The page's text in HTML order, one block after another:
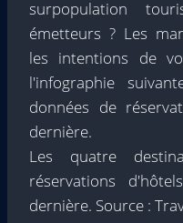
surpopulation
émetteurs ? Les
les intentions de
l'infographie
données de
dernière.
Les quatre
réservations
dernière. Source :